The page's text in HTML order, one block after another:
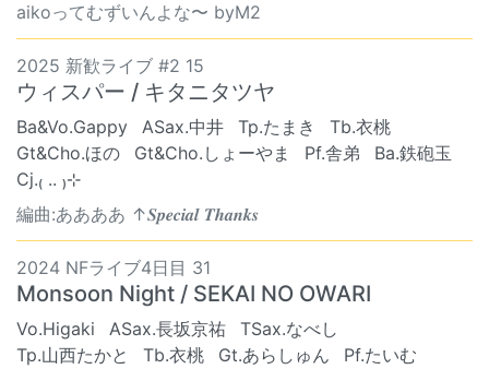
aikoってむずいんよな〜 byM2
2025 新歓ライブ #2 15
ウィスパー / キタニタツヤ
Ba&Vo.Gappy ASax.中井 Tp.たまき
Tb.衣桃
Gt&Cho.ほの
Gt&Cho.しょーやま Pf.舎弟
Ba.鉄砲玉
Cj.₍ .. ₎⊹
編曲:ああああ ↑𝑺𝒑𝒆𝒄𝒊𝒂𝒍 𝑻𝒉𝒂𝒏𝒌𝒔
2024 NFライブ4日目 31
Monsoon Night / SEKAI NO OWARI
Vo.Higaki ASax.長坂京祐
TSax.なべし
Tp.山西たかと
Tb.衣桃 Gt.あらしゅん
Pf.たいむ